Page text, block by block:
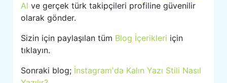
Al ve gerçek türk takipçileri profiline güvenilir
olarak gönder.
Sizin için paylaşılan tüm Blog İçerikleri için
tıklayın.
Sonraki blog; İnstagram'da Kalın Yazı Stili Nasıl